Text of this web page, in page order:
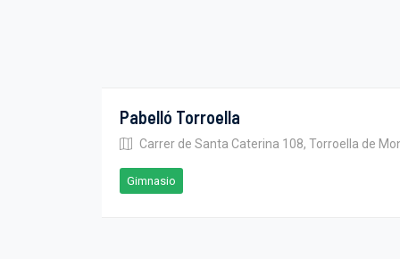
Pabelló Torroella
Carrer de Santa Caterina 108, Torroella de
Gimnasio